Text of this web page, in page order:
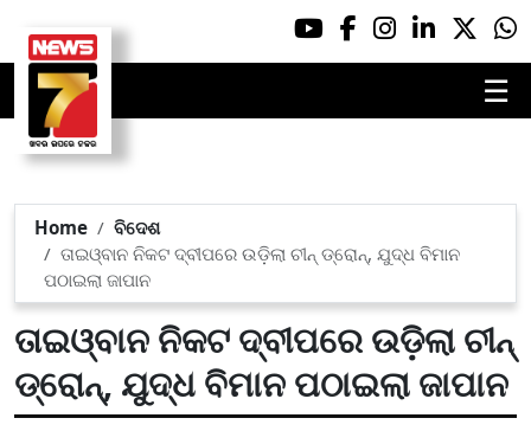
☰
Home
ବିଦେଶ
ତାଇଓ୍ବାନ ନିକଟ ଦ୍ବୀପରେ ଉଡ଼ିଲା ଚୀନ୍‌ ଡ୍ରୋନ୍‌, ଯୁଦ୍ଧ ବିମାନ
ପଠାଇଲା ଜାପାନ
ତାଇଓ୍ବାନ ନିକଟ ଦ୍ବୀପରେ ଉଡ଼ିଲା ଚୀନ୍‌
ଡ୍ରୋନ୍‌, ଯୁଦ୍ଧ ବିମାନ ପଠାଇଲା ଜାପାନ